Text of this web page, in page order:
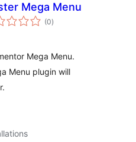
Mega Menu
(0total
ratings
)
Mega Menu.
Menu plugin will